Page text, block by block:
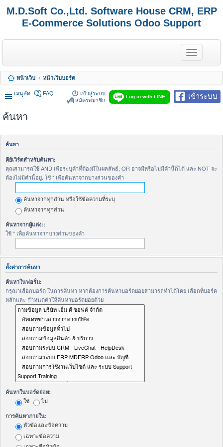
M.D.Soft Co.,Ltd. Software House CRM, ERP
E-Commerce Solutions Odoo Support
T
o
g
l
e
n
a
a
i
หน้าเว็บ หน้าเว็บบอร์ด
เมนูลัด เข้าระบบ
Log in with LINE
FAQ
เข้าสู่ระบบ
สมัครสมาชิก
ค้นหา
ค้นหา
คีย์เวิร์ดสำหรับค้นหา:
คุณสามารถใช้ AND เพื่อระบุคำที่ต้องมีในผลลัพธ์, OR อาจมีหรือไม่มีคำนี้ก็ได้ และ NOT จะ
ต้องไม่มีคำนี้อยู่. ใช้ * เพื่อค้นหาจากบางส่วนของคำ
ค้นหาจากทุกส่วน หรือใช้ข้อความที่ระบุ
ค้นหาจากทุกส่วน
ค้นหาจากผู้แต่ง::
ใช้ * เพื่อค้นหาจากบางส่วนของคำ
ตั้งค่าการค้นหา
ค้นหาในฟอรั่ม:
กรุณาเลือกบอร์ด ในการค้นหา หากต้องการค้นหาบอร์ดย่อยสามารถทำได้โดย เลือกที่บอร์ด
หลักและ กำหนดค่าให้ค้นหาบอร์ดย่อยด้วย
ค้นหาในบอร์ดย่อย:
ใช่ ไม่
การค้นหาภายใน:
หัวข้อและข้อความ
เฉพาะข้อความ